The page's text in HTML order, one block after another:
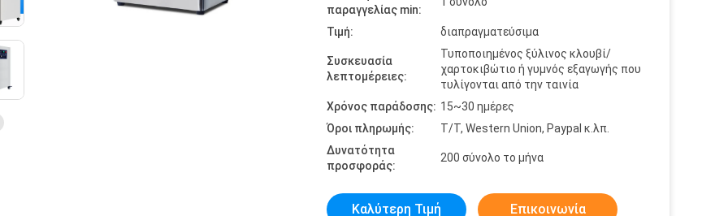
παραγγελίας min:
Τιμή: διαπραγματεύσιμα
Συσκευασία
λεπτομέρειες:
Τυποποιημένος ξύλινος κλουβί/
χαρτοκιβώτιο ή γυμνός εξαγωγής που
τυλίγονται από την ταινία
Χρόνος παράδοσης: 15~30 ημέρες
Όροι πληρωμής:
T/T, Western Union, Paypal κ.λπ.
Δυνατότητα
προσφοράς:
200 σύνολο το μήνα
Καλύτερη Τιμή Επικοινωνία